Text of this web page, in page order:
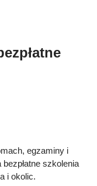
egzaminy i
szkolenia
i okolic.